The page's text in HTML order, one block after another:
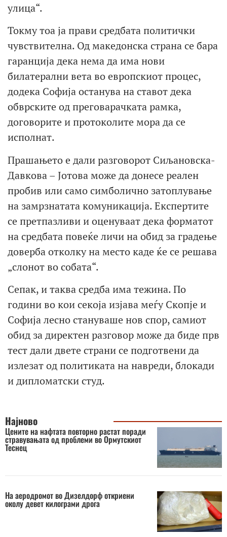
улица“.
Токму тоа ја прави средбата политички
чувствителна. Од македонска страна се бара
гаранција дека нема да има нови
билатерални вета во европскиот процес,
додека Софија останува на ставот дека
обврските од преговарачката рамка,
договорите и протоколите мора да се
исполнат.
Прашањето е дали разговорот Сиљановска-
Давкова – Јотова може да донесе реален
пробив или само симболично затоплување
на замрзнатата комуникација. Експертите
се претпазливи и оценуваат дека форматот
на средбата повеќе личи на обид за градење
доверба отколку на место каде ќе се решава
„слонот во собата“.
Сепак, и таква средба има тежина. По
години во кои секоја изјава меѓу Скопје и
Софија лесно стануваше нов спор, самиот
обид за директен разговор може да биде прв
тест дали двете страни се подготвени да
излезат од политиката на навреди, блокади
и дипломатски студ.
Најново
Цените на нафтата повторно растат поради
стравувањата од проблеми во Ормутскиот
Теснец
На аеродромот во Дизелдорф откриени
околу девет килограми дрога